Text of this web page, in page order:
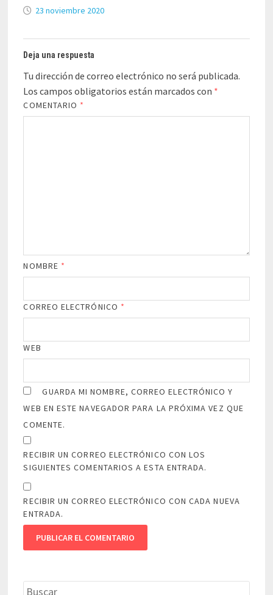
23 noviembre 2020
Deja una respuesta
Tu dirección de correo electrónico no será publicada.
Los campos obligatorios están marcados con *
COMENTARIO *
NOMBRE *
CORREO ELECTRÓNICO *
WEB
GUARDA MI NOMBRE, CORREO ELECTRÓNICO Y
WEB EN ESTE NAVEGADOR PARA LA PRÓXIMA VEZ QUE
COMENTE.
RECIBIR UN CORREO ELECTRÓNICO CON LOS
SIGUIENTES COMENTARIOS A ESTA ENTRADA.
RECIBIR UN CORREO ELECTRÓNICO CON CADA NUEVA
ENTRADA.